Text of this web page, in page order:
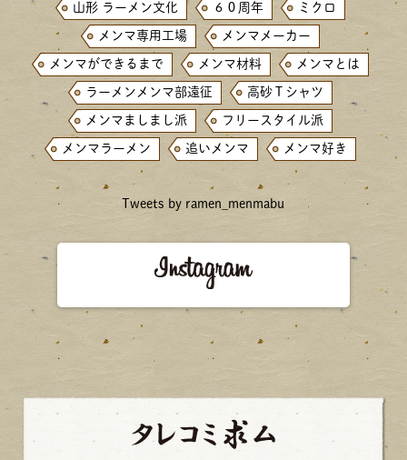
山形 ラーメン文化 ６０周年 ミクロ
メンマ専用工場 メンマメーカー
メンマができるまで メンマ材料 メンマとは
ラーメンメンマ部遠征 高砂Ｔシャツ
メンマましまし派 フリースタイル派
メンマラーメン 追いメンマ メンマ好き
Tweets by ramen_menmabu